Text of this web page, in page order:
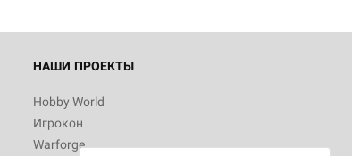
НАШИ ПРОЕКТЫ
Hobby World
Игрокон
Warforge